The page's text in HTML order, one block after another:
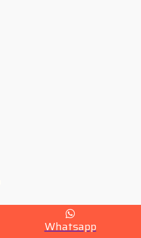
Whatsapp